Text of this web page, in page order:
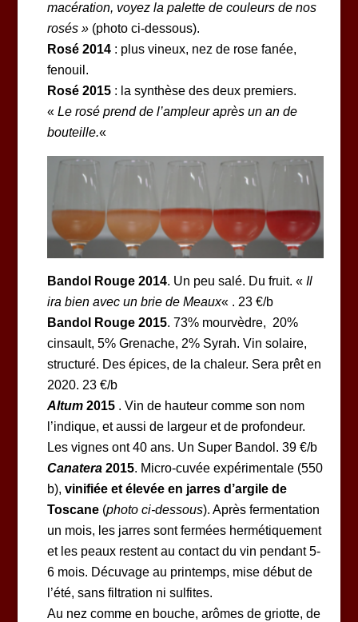
macération, voyez la palette de couleurs de nos
rosés » (photo ci-dessous).
Rosé 2014: plus vineux, nez de rose fanée,
fenouil.
Rosé 2015: la synthèse des deux premiers.
« Le rosé prend de l’ampleur après un an de
bouteille.«
Bandol Rouge 2014. Un peu salé. Du fruit. « Il
ira bien avec un brie de Meaux« . 23 €/b
Bandol
Rouge 2015. 73% mourvèdre, 20%
cinsault, 5% Grenache, 2% Syrah. Vin solaire,
structuré. Des épices, de la chaleur. Sera prêt en
2020. 23 €/b
Altum2015 . Vin de hauteur comme son nom
l’indique, et aussi de largeur et de profondeur.
Les vignes ont 40 ans. Un Super Bandol. 39 €/b
Canatera2015. Micro-cuvée expérimentale (550
b), vinifiée et élevée en jarres d’argile de
Toscane (photo ci-dessous). Après fermentation
un mois, les jarres sont fermées hermétiquement
et les peaux restent au contact du vin pendant 5-
6 mois. Décuvage au printemps, mise début de
l’été, sans filtration ni sulfites.
Au nez comme en bouche, arômes de griotte, de